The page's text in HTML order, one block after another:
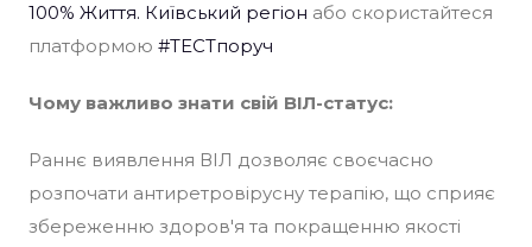
100% Життя. Київський регіон або скористайтеся
платформою #ТЕСТпоруч
Чому важливо знати свій ВІЛ-статус:
Раннє виявлення ВІЛ дозволяє своєчасно
розпочати антиретровірусну терапію, що сприяє
збереженню здоров'я та покращенню якості